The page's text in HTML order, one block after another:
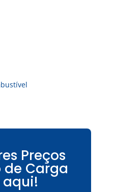
Preços
de Carga
aqui!